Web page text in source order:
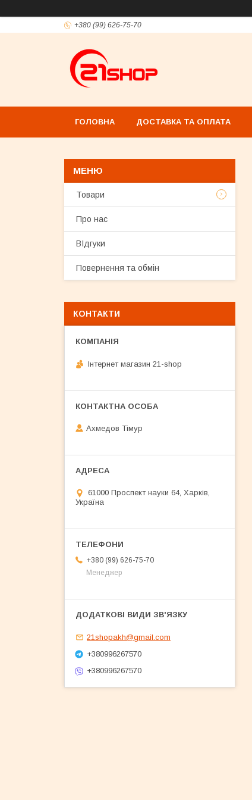
+380 (99) 626-75-70
ГОЛОВНА ДОСТАВКА ТА ОПЛАТА
Товари
Про нас
ВІдгуки
Повернення та обмін
КОНТАКТИ
Інтернет магазин 21-shop
Ахмедов Тімур
61000 Проспект науки 64, Харків,
Україна
+380 (99) 626-75-70
Менеджер
21shopakh@gmail.com
+380996267570
+380996267570